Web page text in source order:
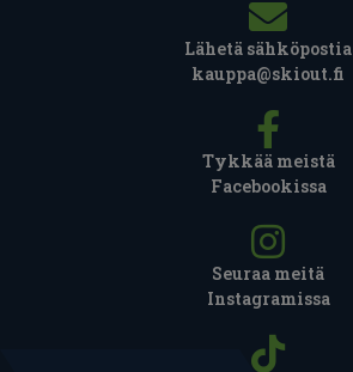
Lähetä sähköpostia
kauppa@skiout.fi
Tykkää meistä
Facebookissa
Seuraa meitä
Instagramissa